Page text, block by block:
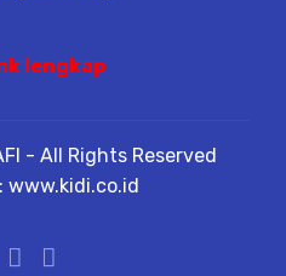
lengkap
- All Rights Reserved
www.kidi.co.id